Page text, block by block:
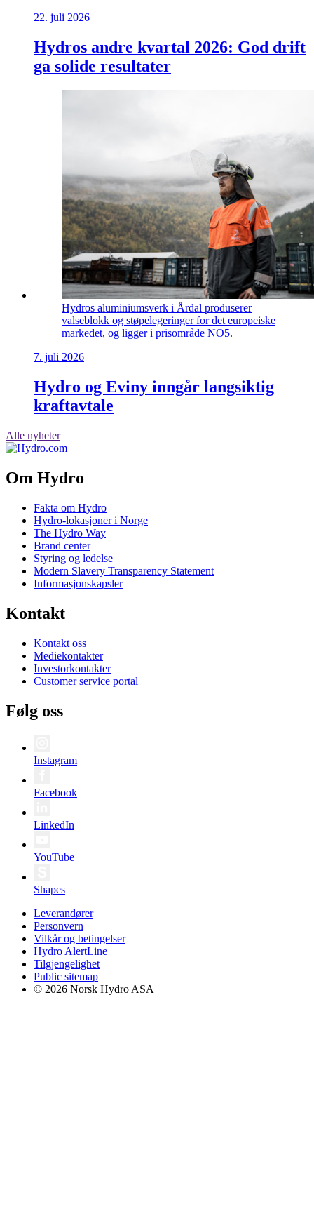
22. juli 2026
Hydros andre kvartal 2026: God drift
ga solide resultater
Hydros aluminiumsverk i Årdal produserer
valseblokk og støpelegeringer for det europeiske
markedet, og ligger i prisområde NO5.
7. juli 2026
Hydro og Eviny inngår langsiktig
kraftavtale
Alle nyheter
Om Hydro
Fakta om Hydro
Hydro-lokasjoner i Norge
The Hydro Way
Brand center
Styring og ledelse
Modern Slavery Transparency Statement
Informasjonskapsler
Kontakt
Kontakt oss
Mediekontakter
Investorkontakter
Customer service portal
Følg oss
Instagram
Facebook
LinkedIn
YouTube
Shapes
Leverandører
Personvern
Vilkår og betingelser
Hydro AlertLine
Tilgjengelighet
Public sitemap
© 2026 Norsk Hydro ASA